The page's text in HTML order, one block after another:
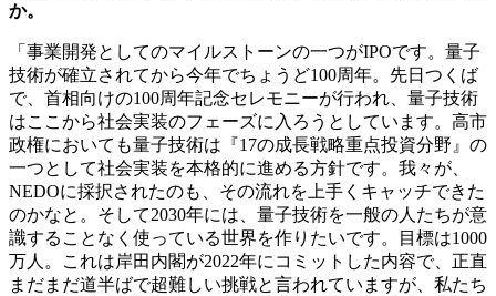
か。
「事業開発としてのマイルストーンの一つがIPOです。量子
技術が確立されてから今年でちょうど100周年。先日つくば
で、首相向けの100周年記念セレモニーが行われ、量子技術
はここから社会実装のフェーズに入ろうとしています。高市
政権においても量子技術は『17の成長戦略重点投資分野』の
一つとして社会実装を本格的に進める方針です。我々が、
NEDOに採択されたのも、その流れを上手くキャッチできた
のかなと。そして2030年には、量子技術を一般の人たちが意
識することなく使っている世界を作りたいです。目標は1000
万人。これは岸田内閣が2022年にコミットした内容で、正直
まだまだ道半ばで超難しい挑戦と言われていますが、私たち